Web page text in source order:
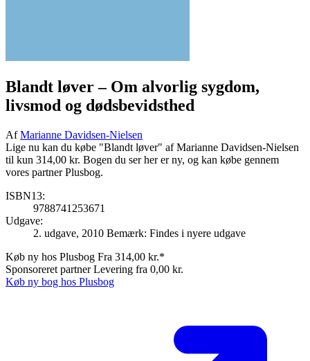
Blandt løver– Om alvorlig sygdom,
livsmod og dødsbevidsthed
AfMarianne Davidsen-Nielsen
Lige nu kan du købe "Blandt løver" af Marianne Davidsen-Nielsen
til kun 314,00 kr. Bogen du ser her er ny, og kan købe gennem
vores partner Plusbog.
ISBN13:
9788741253671
Udgave:
2. udgave, 2010 Bemærk: Findes i nyere udgave
Køb ny hos Plusbog Fra 314,00 kr.*
Sponsoreret partnerLevering fra 0,00 kr.
Køb ny bog hos Plusbog